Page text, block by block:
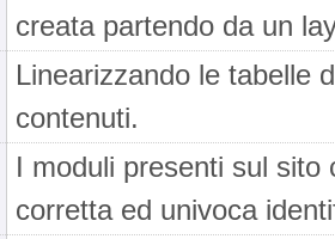
creata partendo da un
Linearizzando le tabelle
contenuti.
I moduli presenti sul sito
corretta ed univoca